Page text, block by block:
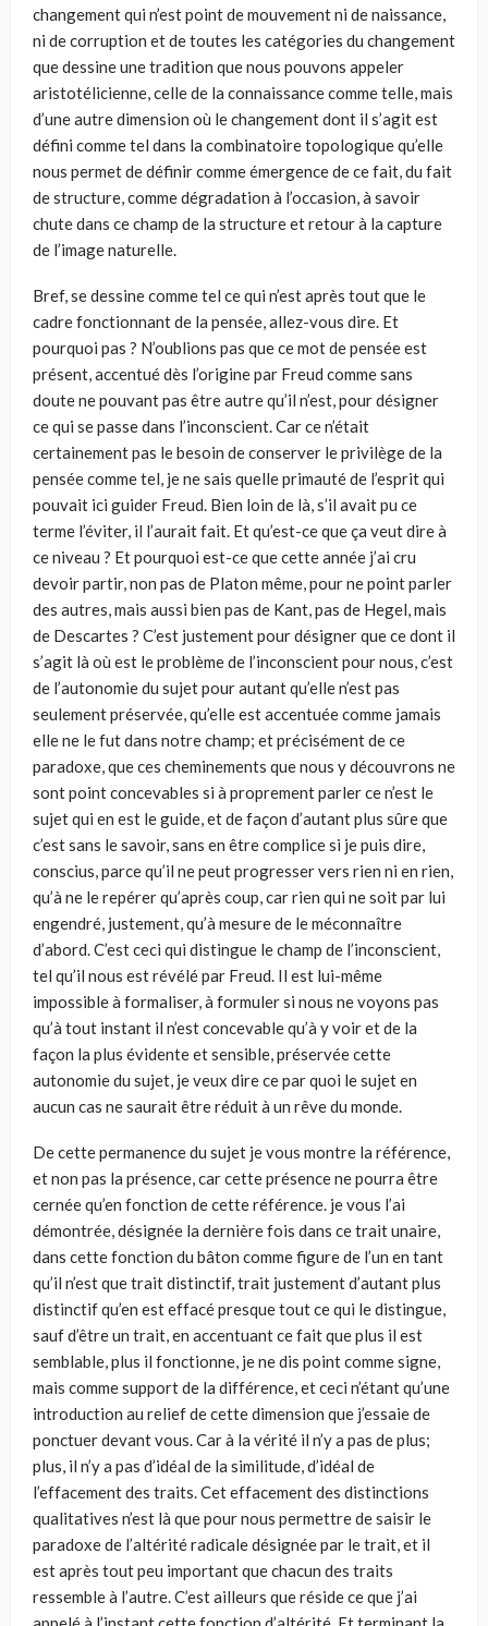
changement qui n’est point de mouvement ni de naissance,
ni de corruption et de toutes les catégories du changement
que dessine une tradition que nous pouvons appeler
aristotélicienne, celle de la connaissance comme telle, mais
d’une autre dimension où le changement dont il s’agit est
défini comme tel dans la combinatoire topologique qu’elle
nous permet de définir comme émergence de ce fait, du fait
de structure, comme dégradation à l’occasion, à savoir
chute dans ce champ de la structure et retour à la capture
de l’image naturelle.
Bref, se dessine comme tel ce qui n’est après tout que le
cadre fonctionnant de la pensée, allez-vous dire. Et
pourquoi pas ? N’oublions pas que ce mot de pensée est
présent, accentué dès l’origine par Freud comme sans
doute ne pouvant pas être autre qu’il n’est, pour désigner
ce qui se passe dans l’inconscient. Car ce n’était
certainement pas le besoin de conserver le privilège de la
pensée comme tel, je ne sais quelle primauté de l’esprit qui
pouvait ici guider Freud. Bien loin de là, s’il avait pu ce
terme l’éviter, il l’aurait fait. Et qu’est-ce que ça veut dire à
ce niveau ? Et pourquoi est-ce que cette année j’ai cru
devoir partir, non pas de Platon même, pour ne point parler
des autres, mais aussi bien pas de Kant, pas de Hegel, mais
de Descartes ? C’est justement pour désigner que ce dont il
s’agit là où est le problème de l’inconscient pour nous, c’est
de l’autonomie du sujet pour autant qu’elle n’est pas
seulement préservée, qu’elle est accentuée comme jamais
elle ne le fut dans notre champ; et précisément de ce
paradoxe, que ces cheminements que nous y découvrons ne
sont point concevables si à proprement parler ce n’est le
sujet qui en est le guide, et de façon d’autant plus sûre que
c’est sans le savoir, sans en être complice si je puis dire,
conscius, parce qu’il ne peut progresser vers rien ni en rien,
qu’à ne le repérer qu’après coup, car rien qui ne soit par lui
engendré, justement, qu’à mesure de le méconnaître
d’abord. C’est ceci qui distingue le champ de l’inconscient,
tel qu’il nous est révélé par Freud. Il est lui-même
impossible à formaliser, à formuler si nous ne voyons pas
qu’à tout instant il n’est concevable qu’à y voir et de la
façon la plus évidente et sensible, préservée cette
autonomie du sujet, je veux dire ce par quoi le sujet en
aucun cas ne saurait être réduit à un rêve du monde.
De cette permanence du sujet je vous montre la référence,
et non pas la présence, car cette présence ne pourra être
cernée qu’en fonction de cette référence. je vous l’ai
démontrée, désignée la dernière fois dans ce trait unaire,
dans cette fonction du bâton comme figure de l’un en tant
qu’il n’est que trait distinctif, trait justement d’autant plus
distinctif qu’en est effacé presque tout ce qui le distingue,
sauf d’être un trait, en accentuant ce fait que plus il est
semblable, plus il fonctionne, je ne dis point comme signe,
mais comme support de la différence, et ceci n’étant qu’une
introduction au relief de cette dimension que j’essaie de
ponctuer devant vous. Car à la vérité il n’y a pas de plus;
plus, il n’y a pas d’idéal de la similitude, d’idéal de
l’effacement des traits. Cet effacement des distinctions
qualitatives n’est là que pour nous permettre de saisir le
paradoxe de l’altérité radicale désignée par le trait, et il
est après tout peu important que chacun des traits
ressemble à l’autre. C’est ailleurs que réside ce que j’ai